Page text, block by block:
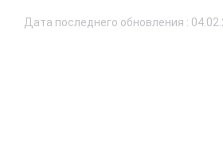
Дата последнего обновления :